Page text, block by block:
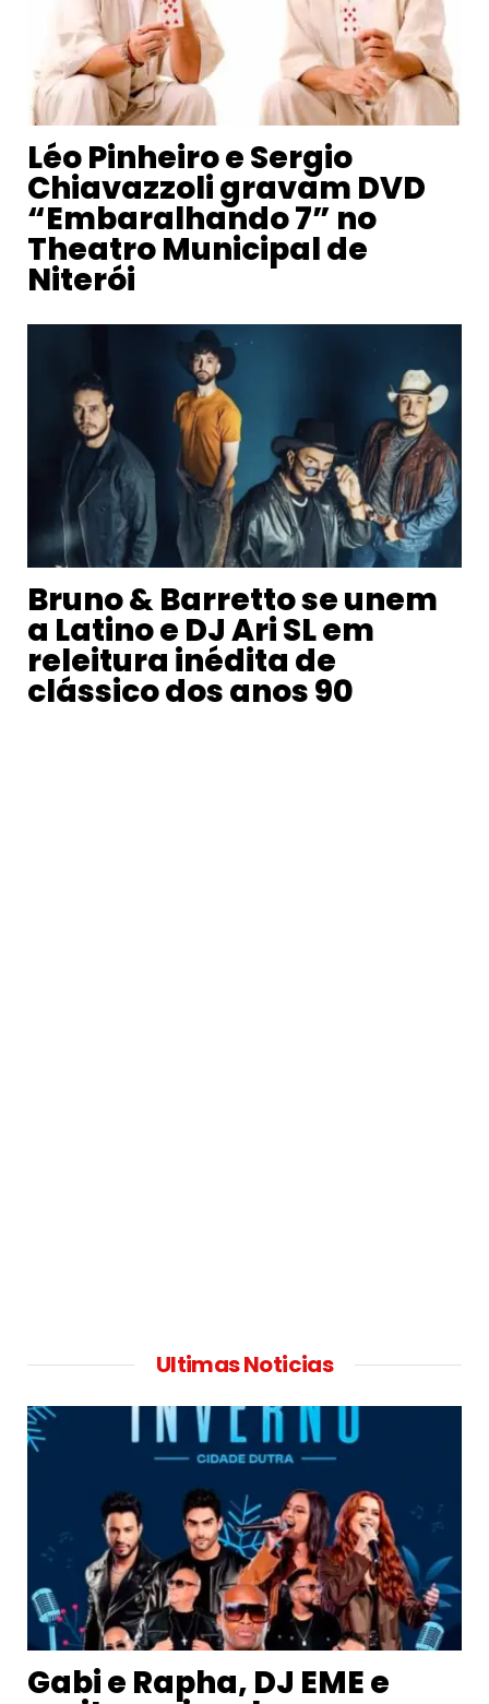
Léo Pinheiro e Sergio
Chiavazzoli gravam DVD
“Embaralhando 7” no
Theatro Municipal de
Niterói
Bruno & Barretto se unem
a Latino e DJ Ari SL em
releitura inédita de
clássico dos anos 90
Ultimas Noticias
Gabi e Rapha, DJ EME e